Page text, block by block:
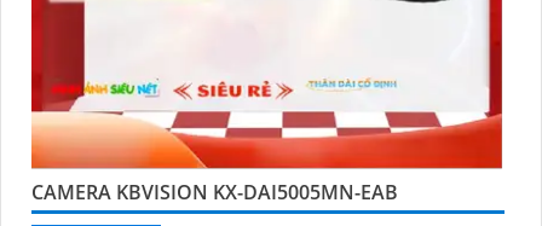
CAMERA KBVISION KX-DAI5005MN-EAB